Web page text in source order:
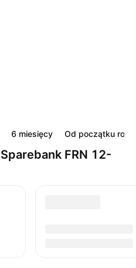
6 miesięcy Od początku roku
FRN 12-